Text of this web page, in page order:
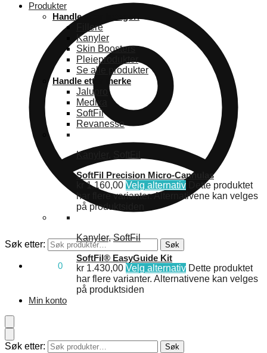
Søk etter: Søk
0
Produkter
Handle etter kategori
Fillere
Kanyler
Skin Boosters
Pleieprodukter
Se alle produkter
Handle etter merke
Jalupro
Medixa
SoftFil
Revanesse
Kanyler
SoftFil Precision Micro-Cannulas
1.160,00 Velg alternativ
Dette produktet
har flere varianter. Alternativene kan velges
på produktsiden
Kanyler,SoftFil
SoftFil® EasyGuide Kit
kr 1.430,00 Velg alternativ Dette produktet
har flere varianter. Alternativene kan velges
på produktsiden
Min konto
Søk etter: Søk